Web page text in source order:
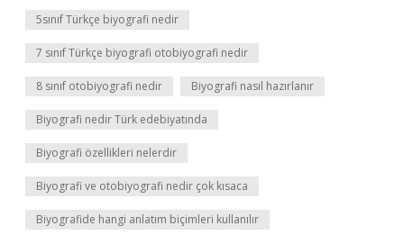
5sınıf Türkçe biyografi nedir
7 sınıf Türkçe biyografi otobiyografi nedir
8 sınıf otobiyografi nedir Biyografi nasıl hazırlanır
Biyografi nedir Türk edebiyatında
Biyografi özellikleri nelerdir
Biyografi ve otobiyografi nedir çok kısaca
Biyografide hangi anlatım biçimleri kullanılır